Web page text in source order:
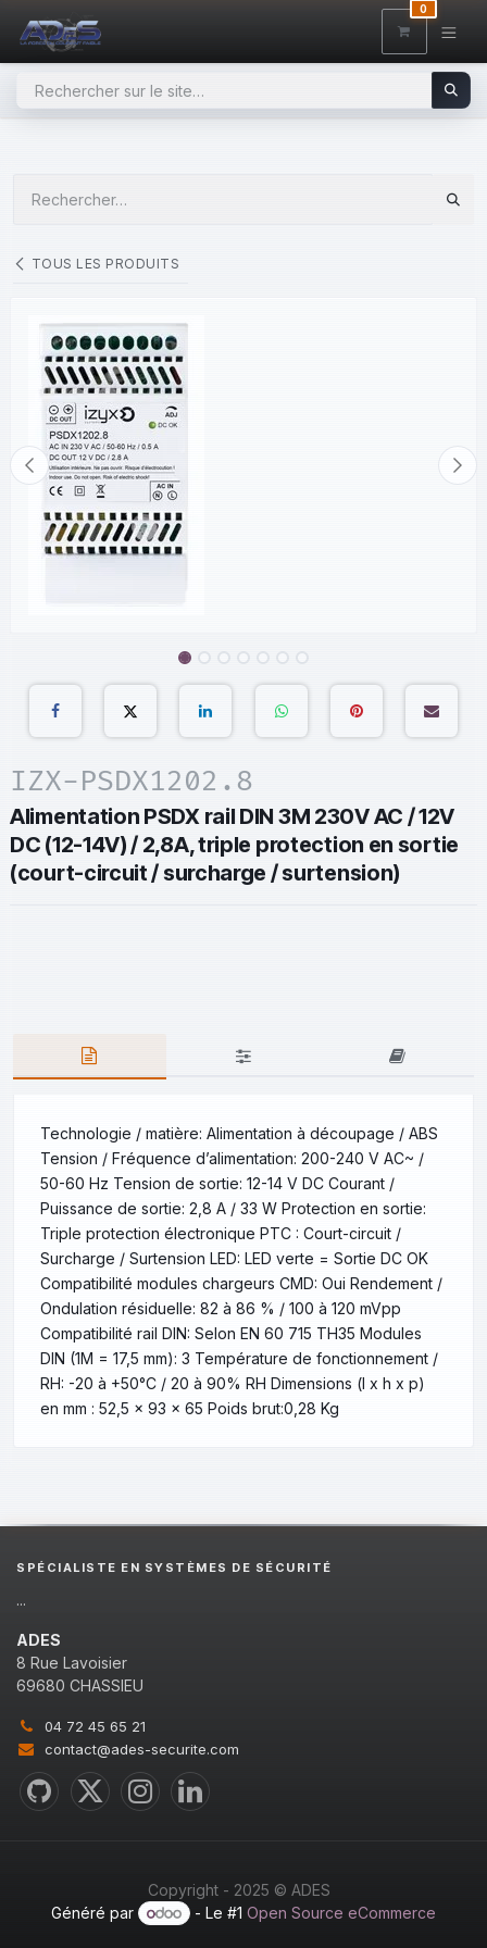
0
TOUS LES PRODUITS
IZX-PSDX1202.8
Alimentation PSDX rail DIN 3M 230V AC / 12V
DC (12-14V) / 2,8A, triple protection en sortie
(court-circuit / surcharge / surtension)
Technologie / matière: Alimentation à découpage / ABS
Tension / Fréquence d’alimentation: 200-240 V AC~ /
50-60 Hz Tension de sortie: 12-14 V DC Courant /
Puissance de sortie: 2,8 A / 33 W Protection en sortie:
Triple protection électronique PTC : Court-circuit /
Surcharge / Surtension LED: LED verte = Sortie DC OK
Compatibilité modules chargeurs CMD: Oui Rendement /
Ondulation résiduelle: 82 à 86 % / 100 à 120 mVpp
Compatibilité rail DIN: Selon EN 60 715 TH35 Modules
DIN (1M = 17,5 mm): 3 Température de fonctionnement /
RH: -20 à +50°C / 20 à 90% RH Dimensions (l x h x p)
en mm : 52,5 x 93 x 65 Poids brut:0,28 Kg
SPÉCIALISTE EN SYSTÈMES DE SÉCURITÉ
...
ADES
8 Rue Lavoisier
69680 CHASSIEU
04 72 45 65 21
contact@ades-securite.com
Copyright - 2025 © ADES
Généré par
- Le #1Open Source eCommerce